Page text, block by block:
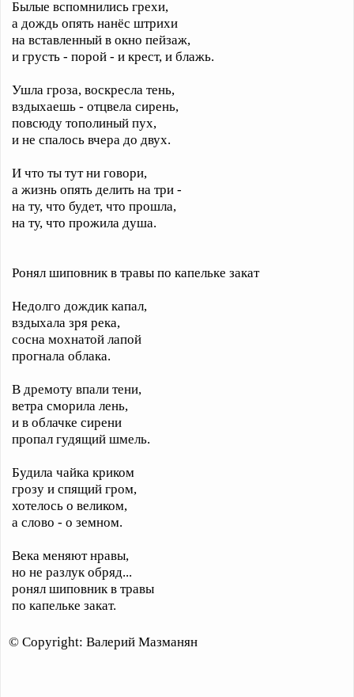
Былые вспомнились грехи,
а дождь опять нанёс штрихи
на вставленный в окно пейзаж,
и грусть - порой - и крест, и блажь.
Ушла гроза, воскресла тень,
вздыхаешь - отцвела сирень,
повсюду тополиный пух,
и не спалось вчера до двух.
И что ты тут ни говори,
а жизнь опять делить на три -
на ту, что будет, что прошла,
на ту, что прожила душа.
Ронял шиповник в травы по капельке закат
Недолго дождик капал,
вздыхала зря река,
сосна мохнатой лапой
прогнала облака.
В дремоту впали тени,
ветра сморила лень,
и в облачке сирени
пропал гудящий шмель.
Будила чайка криком
грозу и спящий гром,
хотелось о великом,
а слово - о земном.
Века меняют нравы,
но не разлук обряд...
ронял шиповник в травы
по капельке закат.
© Copyright: Валерий Мазманян